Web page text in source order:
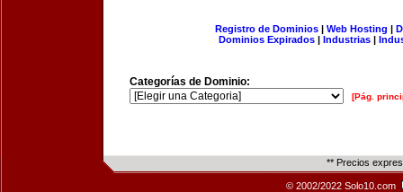
Registro de Dominios| Web Hosting |
Dominios Expirados | Industrias |
Categorías de Dominio:
[Pág.
** Precios
© 2002/2022 Solo10.com